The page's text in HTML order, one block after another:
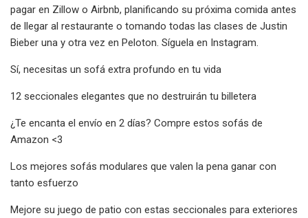
pagar en Zillow o Airbnb, planificando su próxima comida antes
de llegar al restaurante o tomando todas las clases de Justin
Bieber una y otra vez en Peloton. Síguela en Instagram.
Sí, necesitas un sofá extra profundo en tu vida
12 seccionales elegantes que no destruirán tu billetera
¿Te encanta el envío en 2 días? Compre estos sofás de
Amazon <3
Los mejores sofás modulares que valen la pena ganar con
tanto esfuerzo
Mejore su juego de patio con estas seccionales para exteriores